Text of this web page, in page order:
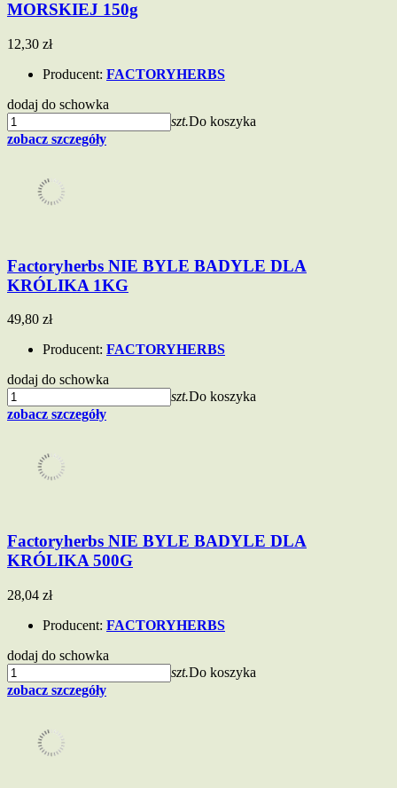
MORSKIEJ 150g
12,30 zł
Producent: FACTORYHERBS
dodaj do schowka
szt.Do koszyka
zobacz szczegóły
Factoryherbs NIE BYLE BADYLE DLA
KRÓLIKA 1KG
49,80 zł
Producent: FACTORYHERBS
dodaj do schowka
szt.Do koszyka
zobacz szczegóły
Factoryherbs NIE BYLE BADYLE DLA
KRÓLIKA 500G
28,04 zł
Producent: FACTORYHERBS
dodaj do schowka
szt.Do koszyka
zobacz szczegóły